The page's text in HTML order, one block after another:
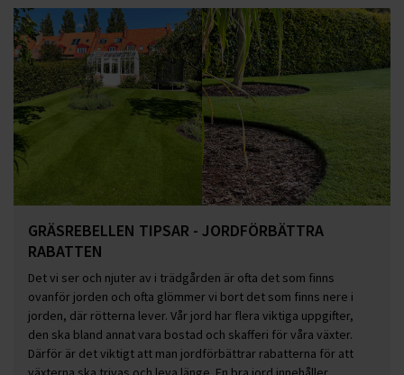
GRÄSREBELLEN TIPSAR - JORDFÖRBÄTTRA
RABATTEN
Det vi ser och njuter av i trädgården är ofta det som finns
ovanför jorden och ofta glömmer vi bort det som finns nere i
jorden, där rötterna lever. Vår jord har flera viktiga uppgifter,
den ska bland annat vara bostad och skafferi för våra växter.
Därför är det viktigt att man jordförbättrar rabatterna för att